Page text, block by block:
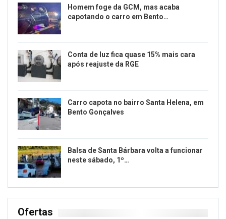
Homem foge da GCM, mas acaba
capotando o carro em Bento…
Conta de luz fica quase 15% mais cara
após reajuste da RGE
Carro capota no bairro Santa Helena, em
Bento Gonçalves
Balsa de Santa Bárbara volta a funcionar
neste sábado, 1º…
Ofertas